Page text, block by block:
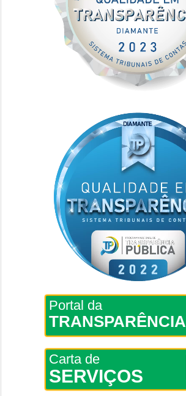
Portal da
TRANSPARÊNCIA
Carta de
SERVIÇOS